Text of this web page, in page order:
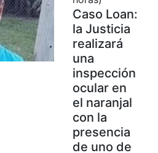
Caso Loan:
la Justicia
realizará
una
inspección
ocular en
el naranjal
con la
presencia
de uno de